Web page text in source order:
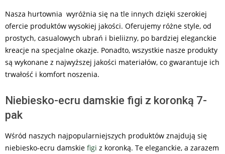
Nasza hurtownia wyróżnia się na tle innych dzięki szerokiej
ofercie produktów wysokiej jakości. Oferujemy różne style, od
prostych, casualowych ubrań i bieliizny, po bardziej eleganckie
kreacje na specjalne okazje. Ponadto, wszystkie nasze produkty
są wykonane z najwyższej jakości materiałów, co gwarantuje ich
trwałość i komfort noszenia.
Niebiesko-ecru damskie figi z koronką 7-
pak
Wśród naszych najpopularniejszych produktów znajdują się
niebiesko-ecru damskie figi z koronką. Te eleganckie, a zarazem